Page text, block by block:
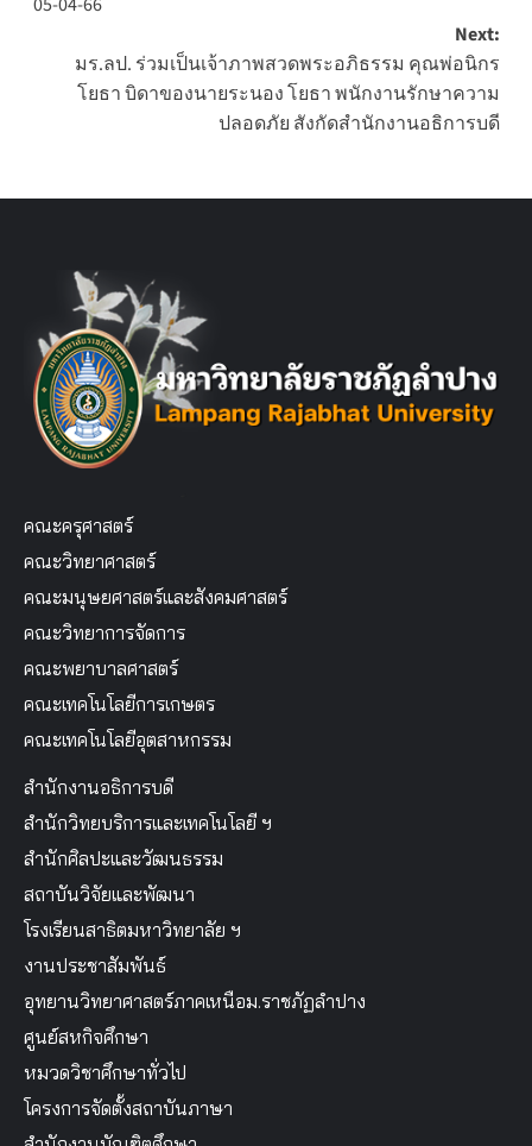
Next:
มร.ลป. ร่วมเป็นเจ้าภาพสวดพระอภิธรรม คุณพ่อนิกร
โยธา บิดาของนายระนอง โยธา พนักงานรักษาความ
ปลอดภัย สังกัดสำนักงานอธิการบดี
คณะครุศาสตร์
คณะวิทยาศาสตร์
คณะมนุษยศาสตร์และสังคมศาสตร์
คณะวิทยาการจัดการ
คณะพยาบาลศาสตร์
คณะเทคโนโลยีการเกษตร
คณะเทคโนโลยีอุตสาหกรรม
สำนักงานอธิการบดี
สำนักวิทยบริการและเทคโนโลยี ฯ
สำนักศิลปะและวัฒนธรรม
สถาบันวิจัยและพัฒนา
โรงเรียนสาธิตมหาวิทยาลัย ฯ
งานประชาสัมพันธ์
อุทยานวิทยาศาสตร์ภาคเหนือม.ราชภัฏลำปาง
ศูนย์สหกิจศึกษา
หมวดวิชาศึกษาทั่วไป
โครงการจัดตั้งสถาบันภาษา